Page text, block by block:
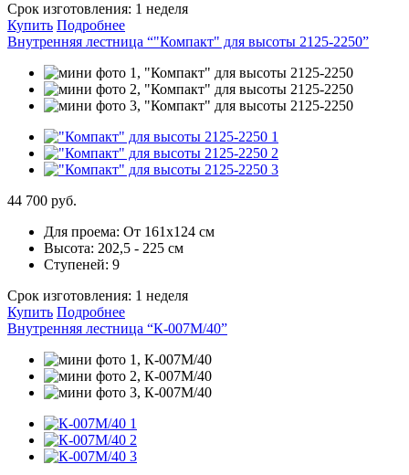
Срок изготовления: 1 неделя
Купить Подробнее
Внутренняя лестница “"Компакт" для высоты 2125-2250”
44 700 руб.
Для проема: От 161х124 см
Высота: 202,5 - 225 см
Ступеней: 9
Срок изготовления: 1 неделя
Купить Подробнее
Внутренняя лестница “К-007М/40”